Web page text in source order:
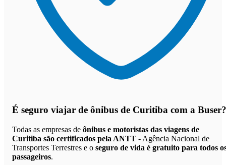
É seguro viajar de ônibus de Curitiba com a Buser?
Todas as empresas de ônibus e motoristas das viagens de
Curitiba são certificados pela ANTT - Agência Nacional de
Transportes Terrestres e o seguro de vida é gratuito para todos
passageiros.